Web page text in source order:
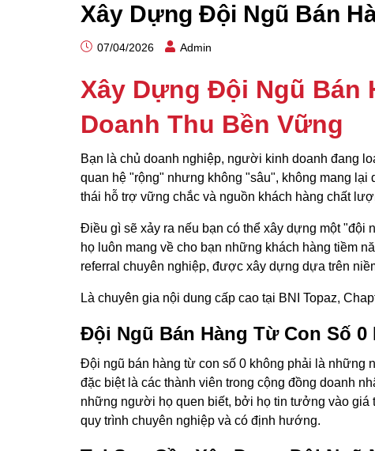
Xây Dựng Đội Ngũ Bán
07/04/2026 Admin
Xây Dựng Đội Ngũ Bán
Doanh Thu Bền Vững
Bạn là chủ doanh nghiệp, người kinh doanh đang
quan hệ "rộng" nhưng không "sâu", không mang
thái hỗ trợ vững chắc và nguồn khách hàng chất
Điều gì sẽ xảy ra nếu bạn có thể xây dựng một "đội
họ luôn mang về cho bạn những khách hàng tiềm
referral chuyên nghiệp, được xây dựng dựa trên
Là chuyên gia nội dung cấp cao tại BNI Topaz,
Đội Ngũ Bán Hàng Từ Con Số 0
Đội ngũ bán hàng từ con số 0 không phải là những
đặc biệt là các thành viên trong cộng đồng doanh
những người họ quen biết, bởi họ tin tưởng vào giá
quy trình chuyên nghiệp và có định hướng.